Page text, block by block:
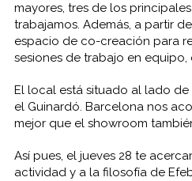
mayores, tres de los
trabajamos. Además, a partir
espacio de co-creación para
sesiones de trabajo en equipo,
El local está situado al lado de
el Guinardó. Barcelona nos
mejor que el showroom
Así pues, el jueves 28 te
actividad y a la filosofía de